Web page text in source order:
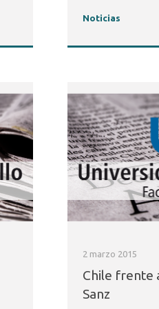
Noticias
2 marzo 2015
Chile frente
Sanz